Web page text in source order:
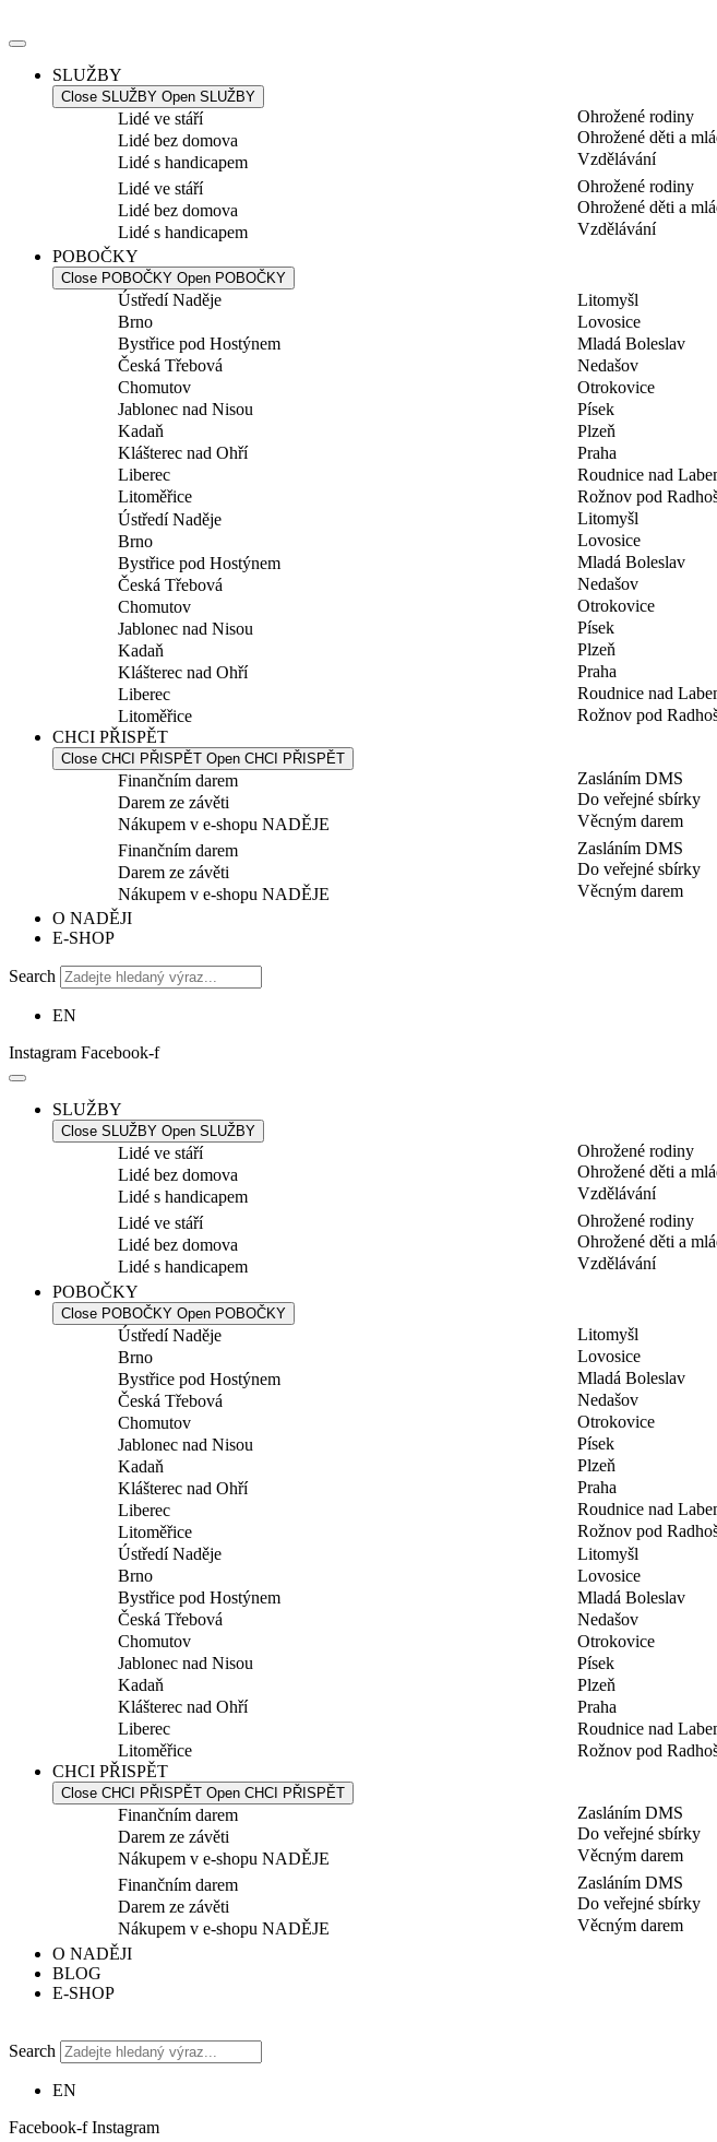
k
SLUŽBY
Close SLUŽBY Open SLUŽBY
Lidé ve stáří
Lidé bez domova
Lidé s handicapem
Ohrožené rodiny
Ohrožené děti a
Vzdělávání
Lidé ve stáří
Lidé bez domova
Lidé s handicapem
Ohrožené rodiny
Ohrožené děti a
Vzdělávání
POBOČKY
Close POBOČKY Open POBOČKY
Ústředí Naděje
Brno
Bystřice pod Hostýnem
Česká Třebová
Chomutov
Jablonec nad Nisou
Kadaň
Klášterec nad Ohří
Liberec
Litoměřice
Litomyšl
Lovosice
Mladá Boleslav
Nedašov
Otrokovice
Písek
Plzeň
Praha
Roudnice nad
Rožnov pod
Ústředí Naděje
Brno
Bystřice pod Hostýnem
Česká Třebová
Chomutov
Jablonec nad Nisou
Kadaň
Klášterec nad Ohří
Liberec
Litoměřice
Litomyšl
Lovosice
Mladá Boleslav
Nedašov
Otrokovice
Písek
Plzeň
Praha
Roudnice nad
Rožnov pod
CHCI PŘISPĚT
Close CHCI PŘISPĚT Open CHCI PŘISPĚT
Finančním darem
Darem ze závěti
Nákupem v e-shopu NADĚJE
Zasláním DMS
Do veřejné sbírky
Věcným darem
Finančním darem
Darem ze závěti
Nákupem v e-shopu NADĚJE
Zasláním DMS
Do veřejné sbírky
Věcným darem
O NADĚJI
E-SHOP
Search
EN
Instagram Facebook-f
SLUŽBY
Close SLUŽBY Open SLUŽBY
Lidé ve stáří
Lidé bez domova
Lidé s handicapem
Ohrožené rodiny
Ohrožené děti a
Vzdělávání
Lidé ve stáří
Lidé bez domova
Lidé s handicapem
Ohrožené rodiny
Ohrožené děti a
Vzdělávání
POBOČKY
Close POBOČKY Open POBOČKY
Ústředí Naděje
Brno
Bystřice pod Hostýnem
Česká Třebová
Chomutov
Jablonec nad Nisou
Kadaň
Klášterec nad Ohří
Liberec
Litoměřice
Litomyšl
Lovosice
Mladá Boleslav
Nedašov
Otrokovice
Písek
Plzeň
Praha
Roudnice nad
Rožnov pod
Ústředí Naděje
Brno
Bystřice pod Hostýnem
Česká Třebová
Chomutov
Jablonec nad Nisou
Kadaň
Klášterec nad Ohří
Liberec
Litoměřice
Litomyšl
Lovosice
Mladá Boleslav
Nedašov
Otrokovice
Písek
Plzeň
Praha
Roudnice nad
Rožnov pod
CHCI PŘISPĚT
Close CHCI PŘISPĚT Open CHCI PŘISPĚT
Finančním darem
Darem ze závěti
Nákupem v e-shopu NADĚJE
Zasláním DMS
Do veřejné sbírky
Věcným darem
Finančním darem
Darem ze závěti
Nákupem v e-shopu NADĚJE
Zasláním DMS
Do veřejné sbírky
Věcným darem
O NADĚJI
BLOG
E-SHOP
Search
EN
Facebook-f Instagram